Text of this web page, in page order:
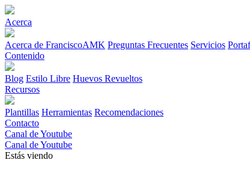
Acerca
Acerca de FranciscoAMK Preguntas Frecuentes Servicios
Contenido
Blog Estilo Libre Huevos Revueltos
Recursos
Plantillas Herramientas Recomendaciones
Contacto
Canal de Youtube
Canal de Youtube
Estás viendo